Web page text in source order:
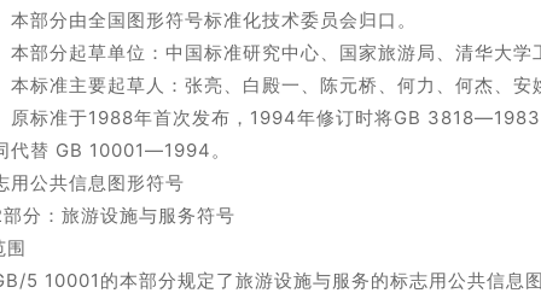
分由全国图形符号标准化技术委员会归口。
分起草单位：中国标准研究中心、国家旅游局、清华大学
准主要起草人：张亮、白殿一、陈元桥、何力、何杰、安
准于1988年首次发布，1994年修订时将GB
代替 GB 10001—1994。
用公共信息图形符号
分：旅游设施与服务符号
围
5 10001的本部分规定了旅游设施与服务的标志用公共信息